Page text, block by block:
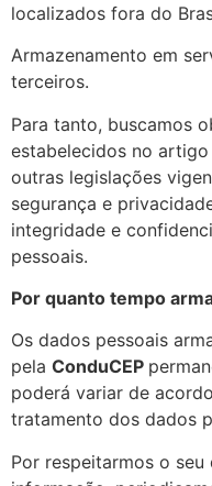
localizados fora do
Armazenamento em
terceiros.
Para tanto, buscamos
estabelecidos no
outras legislações
segurança e
integridade e
pessoais.
Por quanto tempo
Os dados pessoais
pela ConduCEP
poderá variar de
tratamento dos dados
Por respeitarmos o